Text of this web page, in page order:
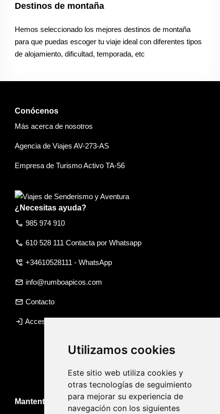
Utilizamos cookies
Este sitio web utiliza cookies y
otras tecnologías de seguimiento
para mejorar su experiencia de
navegación con los siguientes
Destinos de montaña
Hemos seleccionado los mejores destinos de montaña
para que puedas escoger tu viaje ideal con diferentes tipos
de alojamiento, dificultad, temporada, etc
Conócenos
Más acerca de nosotros
Agencia de Viajes AV-273-AS
Empresa de Turismo Activo TA-56
¿Necesitas ayuda?
call 985 974 910
call 610 528 111 Contacta por Whatsapp
perm_phone_msg +34610528111 - WhatsApp
email info@rumboapicos.com
email Contacto
login Acceso agencia
Mantente informado de novedades y viajes